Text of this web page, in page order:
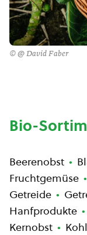
© @ David Faber
Bio-
Beerenobst
Fruchtgemüse
Getreide
Hanfprodukte
Kernobst